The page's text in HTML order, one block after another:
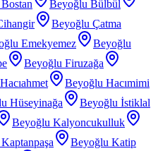
Beyoğlu Bülbül
Beyoğlu Çatma
Emekyemez
Beyoğlu
Beyoğlu Firuzağa
Beyoğlu Hacımimi
Hüseyinağa
Beyoğlu İstiklal
Beyoğlu Kalyoncukulluk
Beyoğlu Katip